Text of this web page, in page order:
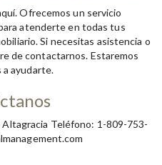
Ofrecemos un servicio
atenderte en todas tus
Si necesitas asistencia o
de contactarnos. Estaremos
ayudarte.
Altagracia Teléfono: 1-809-753-